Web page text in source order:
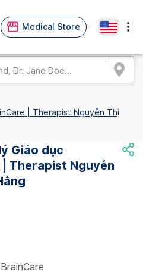
Medical Store
| Therapist Nguyễn Thị
Giáo dục
| Therapist Nguyễn